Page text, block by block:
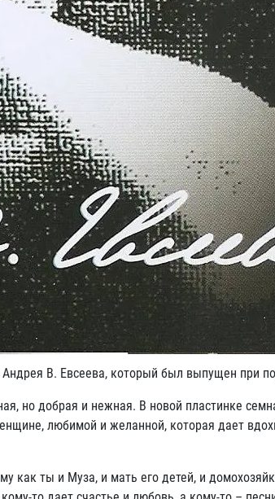
В. Евсеева, который был выпущен при
добрая и нежная. В новой пластинке
любимой и желанной, которая дает
ты и Муза, и мать его детей, и